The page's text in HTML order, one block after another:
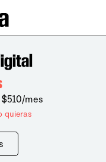
mes
quieras